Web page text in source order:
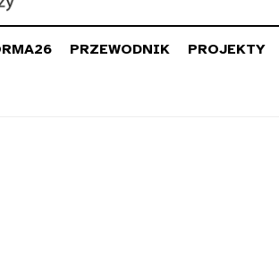
PRZEWODNIK PROJEKTY